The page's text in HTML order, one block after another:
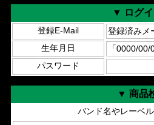
▼ ログ
登録E-Mail
生年月日
パスワード
▼ 商品
バンド名やレーベ